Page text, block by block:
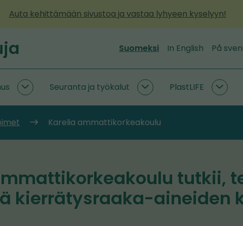
Auta kehittämään sivustoa ja vastaa lyhyeen kyselyyn!
Suomeksi In English På
Kiertotaloustutkimus
alasivut
Seuranta ja työkalut
Seuranta
ja
alasivut
PlastLIFE
Karelia ammattikorkeakoulu
tutkii,
kierrätysraaka-aineiden